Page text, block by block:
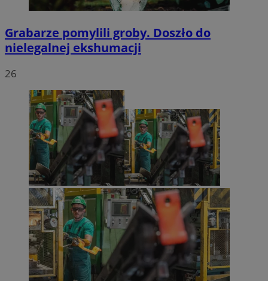
Grabarze pomylili groby. Doszło do
nielegalnej ekshumacji
26